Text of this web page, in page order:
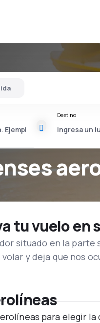
Destino
tu vuelo
situado en la parte
y deja que nos
para elegir